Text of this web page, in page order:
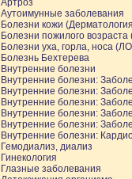
Артроз
Аутоимунные заболевания
Болезни кожи
Болезни пожилого возраста
Болезни уха, горла, носа
Болезнь Бехтерева
Внутренние болезни
Внутренние болезни:
Внутренние болезни:
Внутренние болезни:
Внутренние болезни:
Внутренние болезни:
Внутренние болезни:
Гемодиализ, диализ
Гинекология
Глазные заболевания